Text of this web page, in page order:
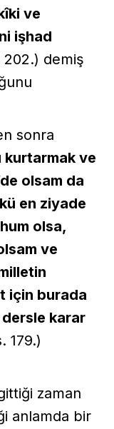
ve
işhad
202.) demiş
sonra
kurtarmak ve
olsam da
en ziyade
olsa,
ve
için burada
dersle karar
179.)
zaman
anlamda bir